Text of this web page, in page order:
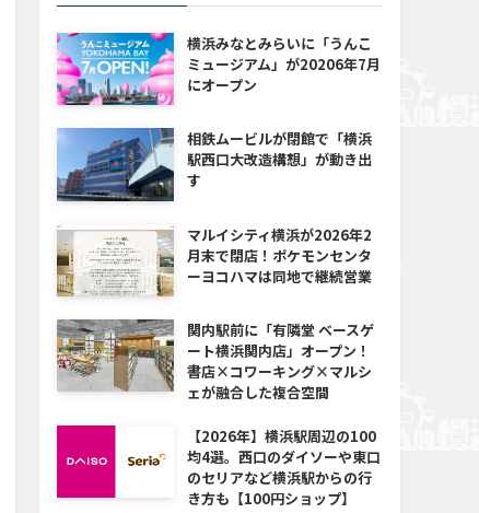
横浜みなとみらいに「うんこ
ミュージアム」が20206年7月
にオープン
相鉄ムービルが閉館で「横浜
駅西口大改造構想」が動き出
す
マルイシティ横浜が2026年2
月末で閉店！ポケモンセンタ
ーヨコハマは同地で継続営業
関内駅前に「有隣堂 ベースゲ
ート横浜関内店」オープン！
書店×コワーキング×マルシ
ェが融合した複合空間
【2026年】横浜駅周辺の100
均4選。西口のダイソーや東口
のセリアなど横浜駅からの行
き方も【100円ショップ】